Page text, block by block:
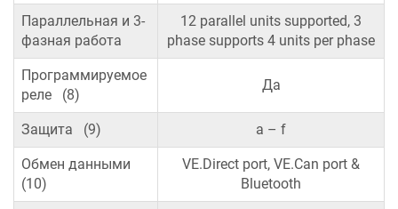
Параллельная и 3-
фазная работа
12 parallel units supported, 3
phase supports 4 units per phase
Программируемое
реле (8)
Да
Защита (9) a – f
Обмен данными
(10)
VE.Direct port, VE.Can port &
Bluetooth